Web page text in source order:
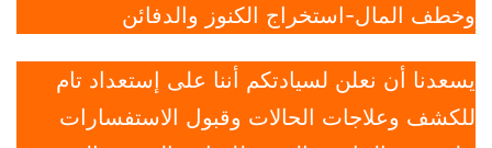
وخطف المال-استخراج الكنوز والدفائن
يسعدنا أن نعلن لسيادتكم أننا على إستعداد تام
للكشف وعلاجات الحالات وقبول الاستفسارات